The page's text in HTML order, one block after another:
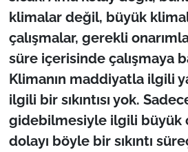
klimalar değil, büyük
çalışmalar, gerekli
süre içerisinde çalışmaya
Klimanın maddiyatla ilgili
ilgili bir sıkıntısı yok.
gidebilmesiyle ilgili büyük
dolayı böyle bir sıkıntı